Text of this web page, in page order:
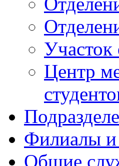
Центр
Филиалы и
Общие